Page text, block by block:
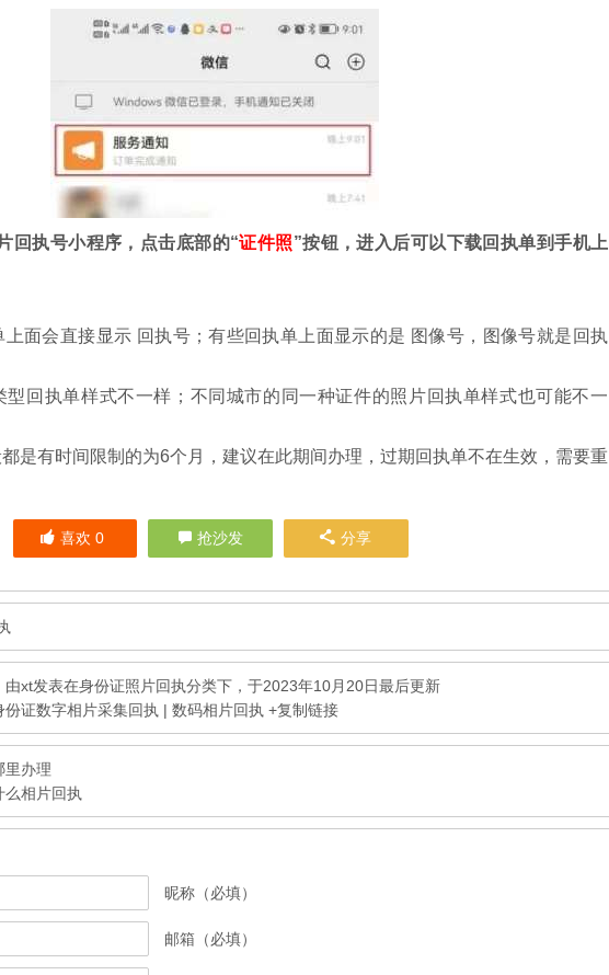
回执号小程序，点击底部的“证件照”按钮，进入后可以下载回执单到手机上
上面会直接显示 回执号；有些回执单上面显示的是 图像号，图像号就是回执
型回执单样式不一样；不同城市的同一种证件的照片回执单样式也可能不一
都是有时间限制的为6个月，建议在此期间办理，过期回执单不在生效，需要重
喜欢0 抢沙发 分享
由xt发表在身份证照片回执分类下，于2023年10月20日最后更新
份证数字相片采集回执 | 数码相片回执 +复制链接
里办理
相片回执
昵称（必填）
邮箱（必填）